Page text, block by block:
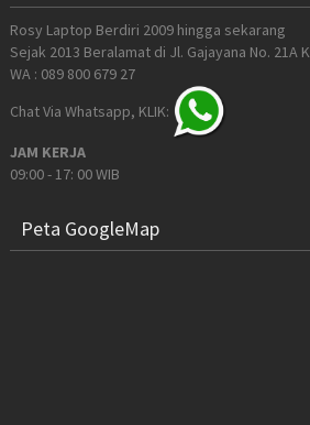
Rosy Laptop Berdiri 2009 hingga sekarang
Sejak 2013 Beralamat di Jl. Gajayana No. 21A
WA : 089 800 679 27
Chat Via Whatsapp, KLIK:
JAM KERJA
09:00 - 17: 00 WIB
Peta GoogleMap